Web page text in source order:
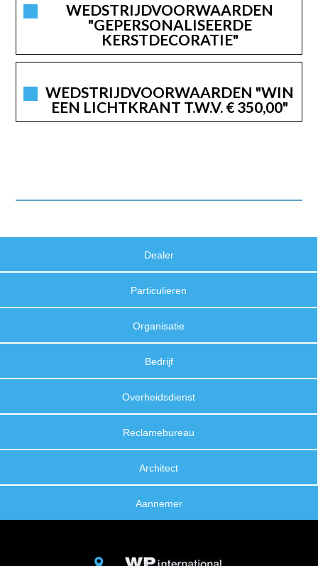
WEDSTRIJDVOORWAARDEN
"GEPERSONALISEERDE
KERSTDECORATIE"
WEDSTRIJDVOORWAARDEN "WIN
EEN LICHTKRANT T.W.V. € 350,00"
Dealer
Particulieren
Organisatie
Bedrijf
Overheidsdienst
Reclamebureau
Architect
Aannemer